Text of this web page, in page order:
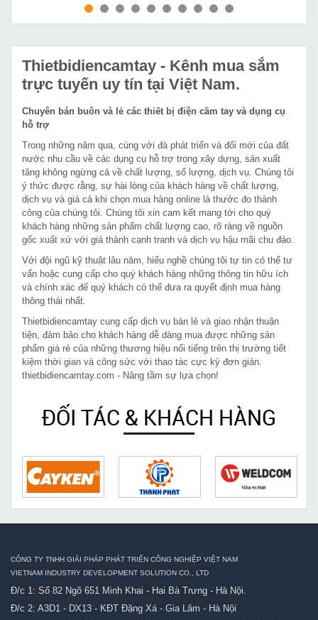
MUA NGAY MUA NGAY
Thietbidiencamtay - Kênh mua sắm
trực tuyến uy tín tại Việt Nam.
Chuyên bán buôn và lẻ các thiết bị điện cầm tay và dụng cụ
hỗ trợ
Trong những năm qua, cùng với đà phát triển và đổi mới của đất
nước nhu cầu về các dụng cụ hỗ trợ trong xây dựng, sản xuất
tăng không ngừng cả về chất lượng, số lượng, dịch vụ. Chúng tôi
ý thức được rằng, sự hài lòng của khách hàng về chất lượng,
dịch vụ và giá cả khi chọn mua hàng online là thước đo thành
công của chúng tôi. Chúng tôi xin cam kết mang tới cho quý
khách hàng những sản phẩm chất lượng cao, rõ ràng về nguồn
gốc xuất xứ với giá thành cạnh tranh và dịch vụ hậu mãi chu đáo.
Với đội ngũ kỹ thuật lâu năm, hiểu nghề chúng tôi tự tin có thể tư
vấn hoặc cung cấp cho quý khách hàng những thông tin hữu ích
và chính xác để quý khách có thể đưa ra quyết định mua hàng
thông thái nhất.
Thietbidiencamtay cung cấp dịch vụ bán lẻ và giao nhận thuận
tiện, đảm bảo cho khách hàng dễ dàng mua được những sản
phẩm giá rẻ của những thương hiệu nổi tiếng trên thị trường tiết
kiệm thời gian và công sức với thao tác cực kỳ đơn giản.
thietbidiencamtay.com - Nâng tầm sự lựa chọn!
ĐỐI TÁC & KHÁCH HÀNG
CÔNG TY TNHH GIẢI PHÁP PHÁT TRIỂN CÔNG NGHIỆP VIỆT NAM
VIETNAM INDUSTRY DEVELOPMENT SOLUTION CO., LTD
Đ/c 1: Số 82 Ngõ 651 Minh Khai - Hai Bà Trưng - Hà Nội.
Đ/c 2: A3D1 - DX13 - KĐT Đặng Xá - Gia Lâm - Hà Nội